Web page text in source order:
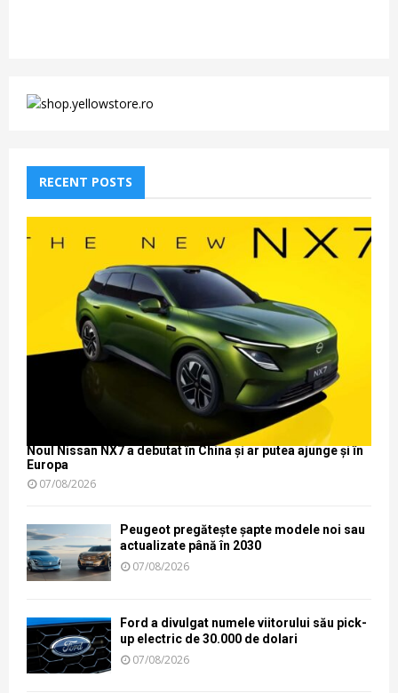
RECENT POSTS
Noul Nissan NX7 a debutat în China și ar putea ajunge și în
Europa
07/08/2026
Peugeot pregătește șapte modele noi sau
actualizate până în 2030
07/08/2026
Ford a divulgat numele viitorului său pick-
up electric de 30.000 de dolari
07/08/2026